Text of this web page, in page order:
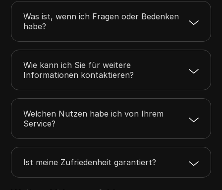
Was ist, wenn ich Fragen oder Bedenken
habe?
Wie kann ich Sie für weitere
Informationen kontaktieren?
Welchen Nutzen habe ich von Ihrem
Service?
Ist meine Zufriedenheit garantiert?